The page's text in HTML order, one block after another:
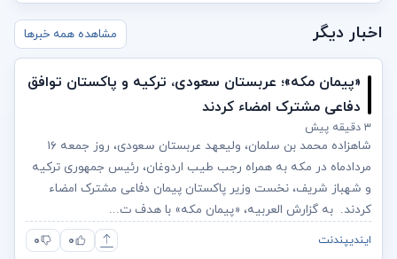
اخبار دیگر مشاهده همه خبرها
«پیمان مکه»؛ عربستان سعودی، ترکیه و پاکستان توافق
دفاعی مشترک امضاء کردند
۳ دقیقه پیش
شاهزاده محمد بن سلمان، ولیعهد عربستان سعودی، روز جمعه ۱۶
مردادماه در مکه به همراه رجب طیب اردوغان، رئیس جمهوری ترکیه
و شهباز شریف، نخست وزیر پاکستان پیمان دفاعی مشترک امضاء
کردند. به گزارش العربیه، «پیمان مکه» با هدف ت...
ایندیپندنت ۰ ۰